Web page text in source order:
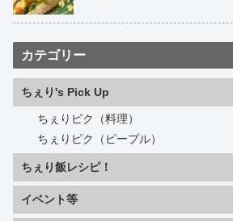
カテゴリー
ちぇり's Pick Up
ちぇりピク（料理）
ちぇりピク（ピープル）
ちぇり飯レシピ！
イベント等